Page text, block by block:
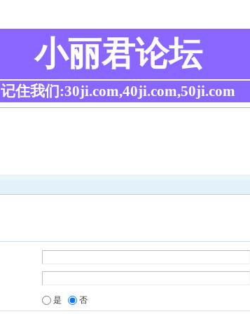
小丽君论坛
记住我们:30ji.com,40ji.com,50ji.com
是 否